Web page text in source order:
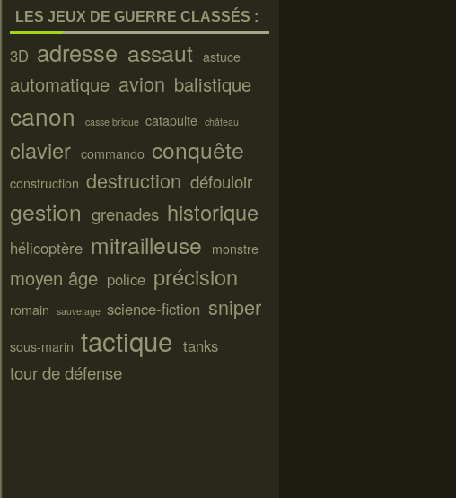
LES JEUX DE GUERRE CLASSÉS :
3D adresse assaut astuce
automatique avion balistique
canon casse brique catapulte château
clavier commando conquête
construction destruction défouloir
gestion grenades historique
hélicoptère mitrailleuse monstre
moyen âge police précision
romain sauvetage science-fiction sniper
sous-marin tactique tanks
tour de défense